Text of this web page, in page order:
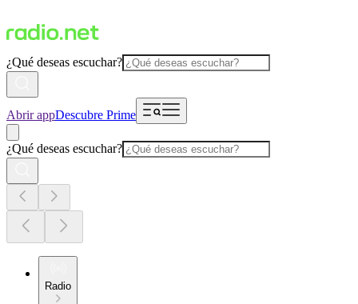
¿Qué deseas escuchar?
Abrir appDescubre Prime
¿Qué deseas escuchar?
Radio